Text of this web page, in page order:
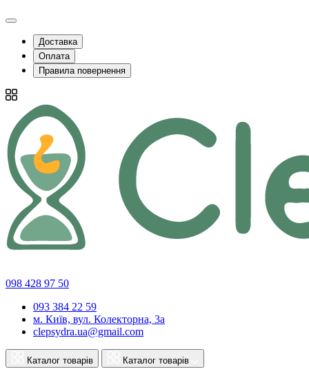
Доставка
Оплата
Правила повернення
098 428 97 50
093 384 22 59
м. Київ, вул. Колекторна, 3а
clepsydra.ua@gmail.com
Каталог товарів Каталог товарів